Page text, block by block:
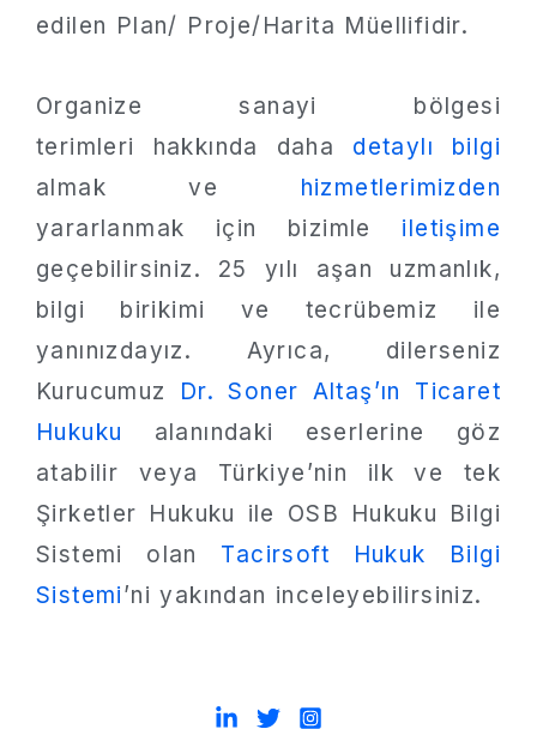
edilen Plan/ Proje/Harita Müellifidir.
Organize sanayi bölgesi
terimleri hakkında daha detaylı bilgi
almak ve hizmetlerimizden
yararlanmak için bizimle iletişime
geçebilirsiniz. 25 yılı aşan uzmanlık,
bilgi birikimi ve tecrübemiz ile
yanınızdayız. Ayrıca, dilerseniz
Kurucumuz Dr. Soner Altaş’ın Ticaret
Hukuku
alanındaki eserlerine göz
atabilir veya Türkiye’nin ilk ve tek
Şirketler Hukuku ile OSB Hukuku Bilgi
Sistemi olan Tacirsoft Hukuk Bilgi
Sistemi’ni yakından inceleyebilirsiniz.